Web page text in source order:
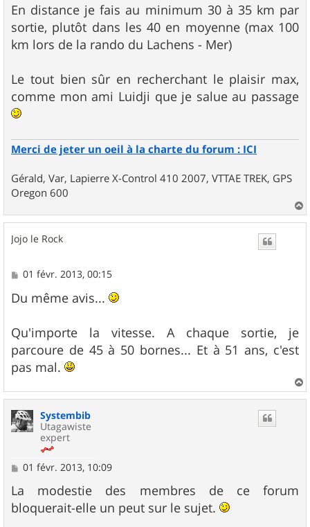
En distance je fais au minimum 30 à 35 km par
sortie, plutôt dans les 40 en moyenne (max 100
km lors de la rando du Lachens - Mer)
Le tout bien sûr en recherchant le plaisir max,
comme mon ami Luidji que je salue au passage
Merci de jeter un oeil à la charte du forum : ICI
Gérald, Var, Lapierre X-Control 410 2007, VTTAE TREK, GPS
Oregon 600
a
Jojo le Rock
M
s
s
g
e
01 févr. 2013, 00:15
Du même avis...
Qu'importe la vitesse. A chaque sortie, je
parcoure de 45 à 50 bornes... Et à 51 ans, c'est
pas mal.
a
Systembib
Utagawiste
expert
M
s
s
a
01 févr. 2013, 10:09
La modestie des membres de ce forum
bloquerait-elle un peut sur le sujet.